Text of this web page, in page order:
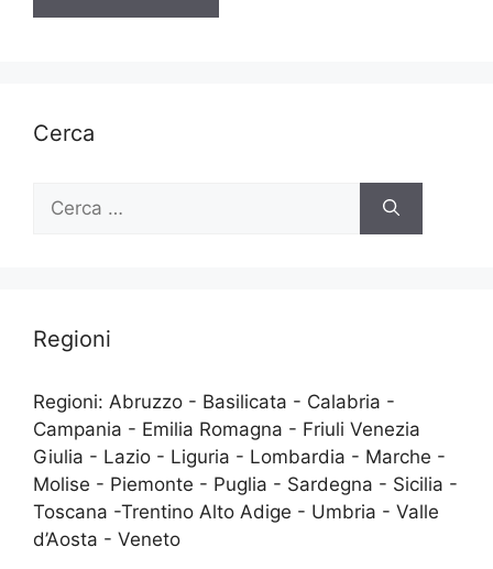
Cerca
Ricerca
Regioni
Regioni: Abruzzo - Basilicata - Calabria -
Campania - Emilia Romagna - Friuli Venezia
Giulia - Lazio - Liguria - Lombardia - Marche -
Molise - Piemonte - Puglia - Sardegna - Sicilia -
Toscana -Trentino Alto Adige - Umbria - Valle
d’Aosta - Veneto